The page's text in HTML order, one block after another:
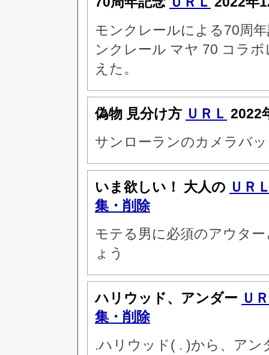
モンクレールによる70周
ンクレール マヤ 70 コラ
えた。
偽物 見分け方 ＵＲＬ 2022
サンローランのカメラバ
いま欲しい！ 大人の ＵＲ
集・削除
モテる男に必須のアウタ
ょう
ハリウッド、アンダー Ｕ
集・削除
.ハリウッド( . )から、ア